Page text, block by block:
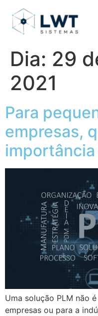
Dia: 29
2021
Para
empresas,
importância
Uma solução PLM não
empresas ou para a